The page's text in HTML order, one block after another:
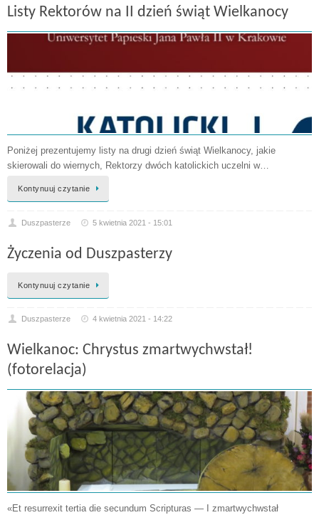
Listy Rektorów na II dzień świąt Wielkanocy
Poniżej prezentujemy listy na drugi dzień świąt Wielkanocy, jakie
skierowali do wiernych, Rektorzy dwóch katolickich uczelni w…
Kontynuuj czytanie
Duszpasterze 5 kwietnia 2021 - 15:01
Życzenia od Duszpasterzy
Kontynuuj czytanie
Duszpasterze 4 kwietnia 2021 - 14:22
Wielkanoc: Chrystus zmartwychwstał!
(fotorelacja)
«Et resurrexit tertia die secundum Scripturas — I zmartwychwstał